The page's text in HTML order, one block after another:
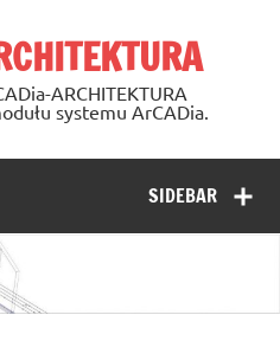
ARCHITEKTURA
systemu ArCADia.
SIDEBAR